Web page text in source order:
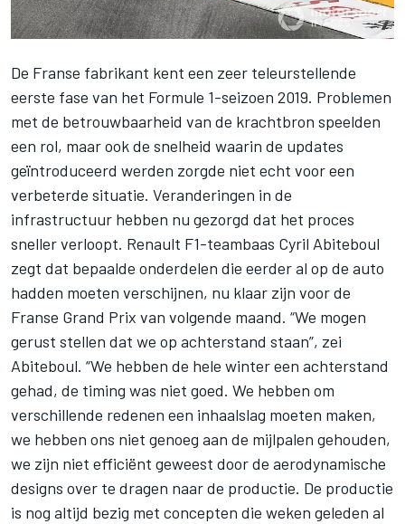
De Franse fabrikant kent een zeer teleurstellende
eerste fase van het Formule 1-seizoen 2019. Problemen
met de betrouwbaarheid van de krachtbron speelden
een rol, maar ook de snelheid waarin de updates
geïntroduceerd werden zorgde niet echt voor een
verbeterde situatie. Veranderingen in de
infrastructuur hebben nu gezorgd dat het proces
sneller verloopt. Renault F1-teambaas Cyril Abiteboul
zegt dat bepaalde onderdelen die eerder al op de auto
hadden moeten verschijnen, nu klaar zijn voor de
Franse Grand Prix van volgende maand. “We mogen
gerust stellen dat we op achterstand staan”, zei
Abiteboul. “We hebben de hele winter een achterstand
gehad, de timing was niet goed. We hebben om
verschillende redenen een inhaalslag moeten maken,
we hebben ons niet genoeg aan de mijlpalen gehouden,
we zijn niet efficiënt geweest door de aerodynamische
designs over te dragen naar de productie. De productie
is nog altijd bezig met concepten die weken geleden al